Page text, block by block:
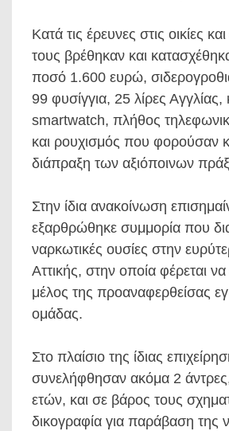
Κατά τις έρευνες στις οικίες
τους βρέθηκαν και
ποσό 1.600 ευρώ,
99 φυσίγγια, 25 λίρες
smartwatch, πλήθος
και ρουχισμός που φορούσαν
διάπραξη των αξιόποινων
Στην ίδια ανακοίνωση
εξαρθρώθηκε συμμορία που
ναρκωτικές ουσίες στην
Αττικής, στην οποία φέρεται να
μέλος της προαναφερθείσας
ομάδας.
Στο πλαίσιο της ίδιας
συνελήφθησαν ακόμα 2
ετών, και σε βάρος τους
δικογραφία για παράβαση της